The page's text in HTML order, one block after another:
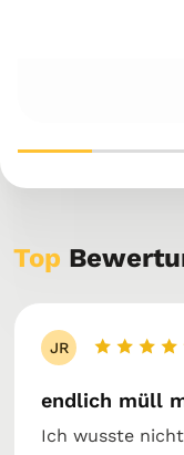
Top
JR
endlich müll
Ich wusste